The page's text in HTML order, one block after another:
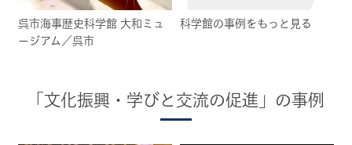
呉市海事歴史科学館 大和ミュ
ージアム／呉市
科学館の事例をもっと見る
「文化振興・学びと交流の促進」の事例